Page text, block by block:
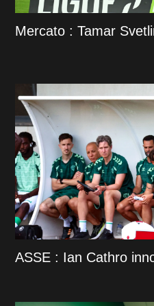
Mercato : Tamar
ASSE : Ian Cathro